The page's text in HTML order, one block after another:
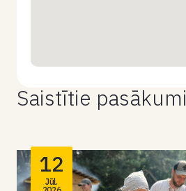
Saistītie pasākumi
12
Jūl.